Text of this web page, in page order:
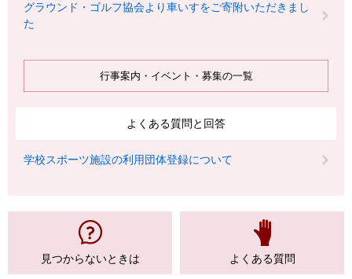
グラウンド・ゴルフ協会より車いすをご寄附いただきまし
た
行事案内・イベント・募集の一覧
よくある質問と回答
学校スポーツ施設の利用団体登録について
見つからないときは よくある質問